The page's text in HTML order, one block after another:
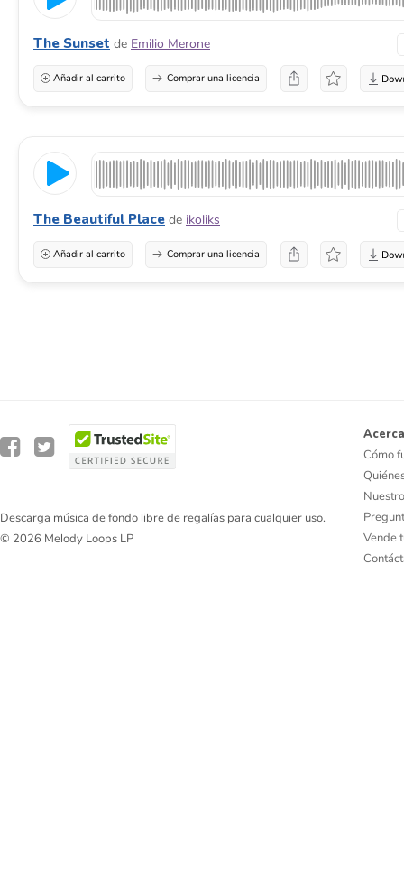
The Sunset de Emilio Merone
Añadir al carrito Comprar una licencia
The Beautiful Place de ikoliks
Añadir al carrito Comprar una licencia
Descarga música de fondo libre de regalías para cualquier uso.
© 2026 Melody Loops LP
Cómo
Vende